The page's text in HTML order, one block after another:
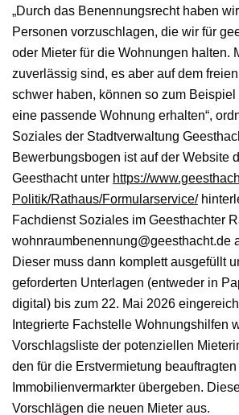
„Durch das Benennungsrecht haben
Personen vorzuschlagen, die wir für
oder Mieter für die Wohnungen halten.
zuverlässig sind, es aber auf dem
schwer haben, können so zum
eine passende Wohnung erhalten“,
Soziales der Stadtverwaltung
Bewerbungsbogen ist auf der Website
Geesthacht unter https://
Politik/Rathaus/Formularservice/
Fachdienst Soziales im Geesthachter
wohnraumbenennung@geesthacht.de
Dieser muss dann komplett ausgefüllt
geforderten Unterlagen (entweder in
digital) bis zum 22. Mai 2026
Integrierte Fachstelle Wohnungshilfen
Vorschlagsliste der potenziellen
den für die Erstvermietung beauftragten
Immobilienvermarkter übergeben.
Vorschlägen die neuen Mieter aus.